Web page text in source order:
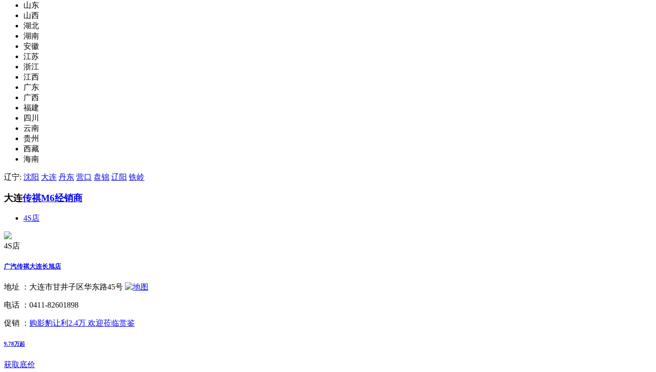
山东
山西
湖北
湖南
安徽
江苏
浙江
江西
广东
广西
福建
四川
云南
贵州
西藏
海南
辽宁: 沈阳 大连 丹东 营口 盘锦 辽阳 铁岭
大连传祺M6经销商
4S店
4S店
广汽传祺大连长旭店
地址 ： 大连市甘井子区华东路45号
电话 ： 0411-82601898
促销 ： 购影豹让利2.4万 欢迎莅临赏鉴
9.78万起
获取底价